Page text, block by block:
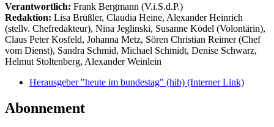
Verantwortlich: Frank Bergmann (V.i.S.d.P.)
Redaktion: Lisa Brüßler, Claudia Heine, Alexander Heinrich
(stellv. Chefredakteur), Nina Jeglinski, Susanne Ködel (Volontärin),
Claus Peter Kosfeld, Johanna Metz, Sören Christian Reimer (Chef
vom Dienst), Sandra Schmid, Michael Schmidt, Denise Schwarz,
Helmut Stoltenberg, Alexander Weinlein
Herausgeber "heute im bundestag" (hib) (Interner Link)
Abonnement